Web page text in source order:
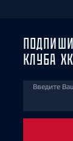
КЛУБА
Введите